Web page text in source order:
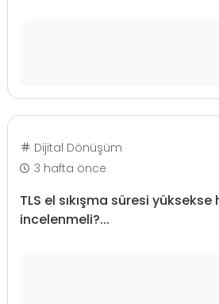
Dijital Dönüşüm
3 hafta önce
TLS el sıkışma süresi
incelenmeli?...